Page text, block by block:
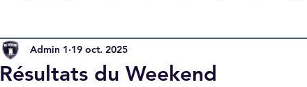
Partenaires Presse
Résultats du Weekend
Admin 1 19 oct. 2025